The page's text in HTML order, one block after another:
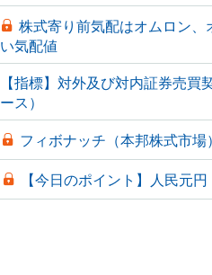
株式寄り前気配はオムロン
い気配値
【指標】対外及び対内証券売
ース）
フィボナッチ（本邦株式市場）
【今日のポイント】人民元円